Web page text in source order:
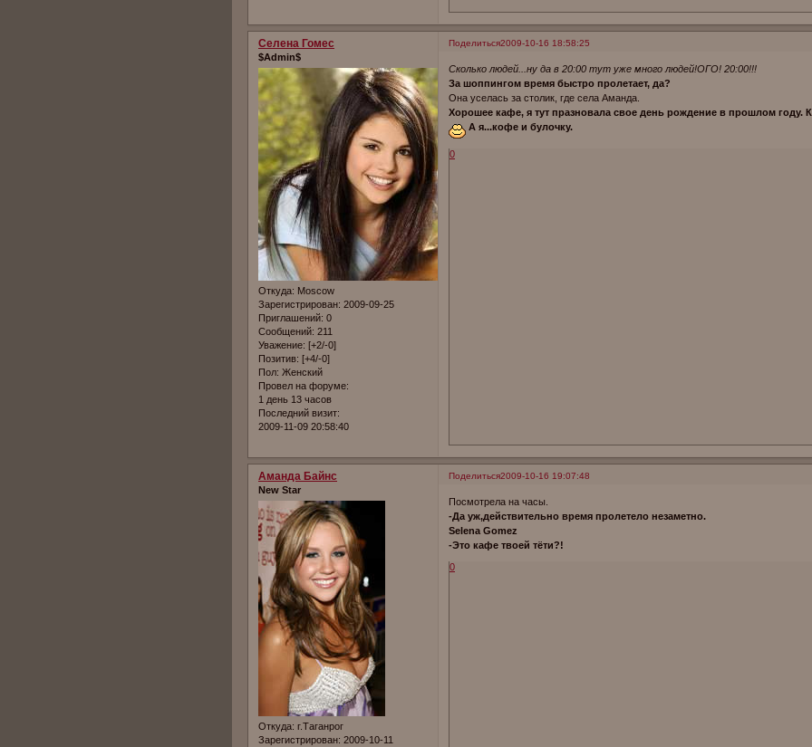
Поделиться2009-10-16 18:58:25
Селена Гомес
$Admin$
Откуда: Moscow
Зарегистрирован: 2009-09-25
Приглашений: 0
Сообщений: 211
Уважение: [+2/-0]
Позитив: [+4/-0]
Пол: Женский
Провел на форуме:
1 день 13 часов
Последний визит:
2009-11-09 20:58:40
Сколько людей...ну да в 20:00 тут уже много людей!ОГО! 20:00!!!
За шоппингом время быстро пролетает, да?
Она уселась за столик, где села Аманда.
Хорошее кафе, я тут празновала свое день рождение в прошлом году.
А я...кофе и булочку.
0
Поделиться2009-10-16 19:07:48
Аманда Байнс
New Star
Откуда: г.Таганрог
Зарегистрирован: 2009-10-11
Посмотрела на часы.
-Да уж,действительно время пролетело незаметно.
Selena Gomez
-Это кафе твоей тёти?!
0